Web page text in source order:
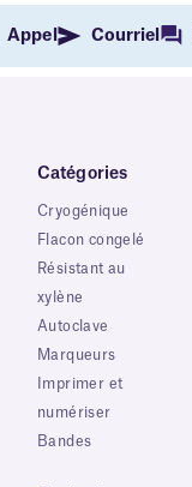
Appel Courriel
Catégories
Cryogénique
Flacon congelé
Résistant au
xylène
Autoclave
Marqueurs
Imprimer et
numériser
Bandes